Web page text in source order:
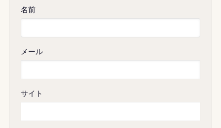
名前
メール
サイト